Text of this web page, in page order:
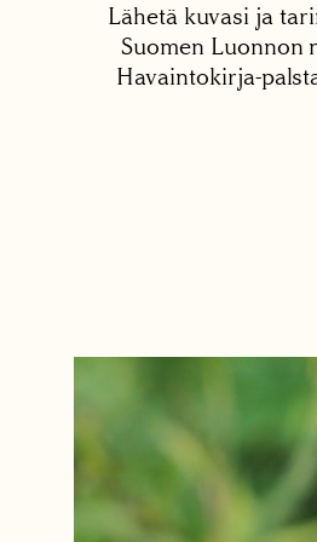
Lähetä kuvasi ja
Suomen Luonnon
Havaintokirja-